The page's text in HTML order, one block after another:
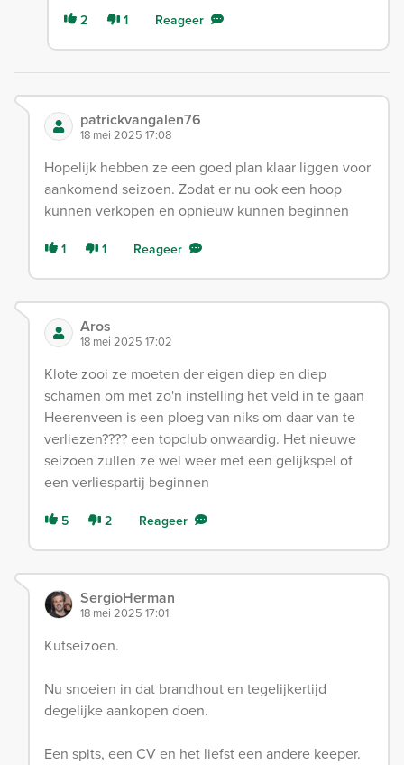
2 1 Reageer
patrickvangalen76
18 mei 2025 17:08
Hopelijk hebben ze een goed plan klaar liggen voor
aankomend seizoen. Zodat er nu ook een hoop
kunnen verkopen en opnieuw kunnen beginnen
1 1 Reageer
Aros
18 mei 2025 17:02
Klote zooi ze moeten der eigen diep en diep
schamen om met zo'n instelling het veld in te gaan
Heerenveen is een ploeg van niks om daar van te
verliezen???? een topclub onwaardig. Het nieuwe
seizoen zullen ze wel weer met een gelijkspel of
een verliespartij beginnen
5 2 Reageer
SergioHerman
18 mei 2025 17:01
Kutseizoen.
Nu snoeien in dat brandhout en tegelijkertijd
degelijke aankopen doen.
Een spits, een CV en het liefst een andere keeper.